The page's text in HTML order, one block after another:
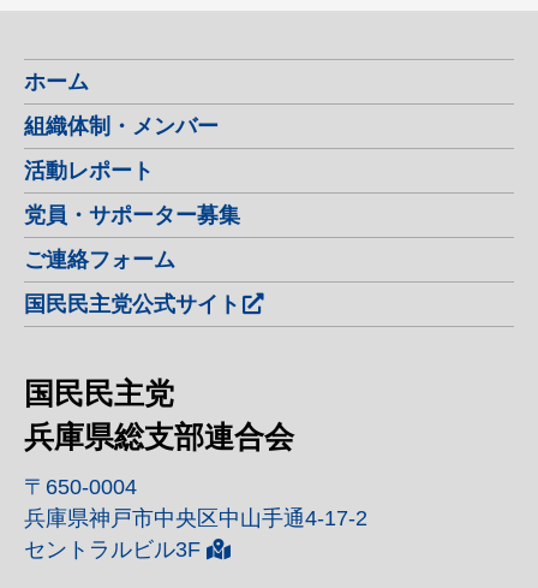
ホーム
組織体制・メンバー
活動レポート
党員・サポーター募集
ご連絡フォーム
国民民主党公式サイト
国民民主党
兵庫県総支部連合会
〒650-0004
兵庫県神戸市中央区中山手通4-17-2
セントラルビル3F